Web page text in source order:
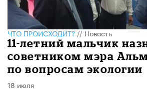
ЧТО ПРОИСХОДИТ?//Новость
11-летний мальчик
советником мэра
по вопросам экологии
18 июля